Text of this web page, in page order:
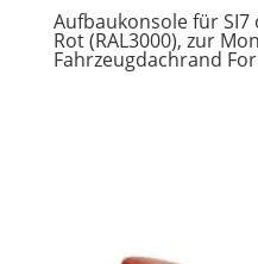
Aufbaukonsole für SI7
Rot (RAL3000), zur
Fahrzeugdachrand